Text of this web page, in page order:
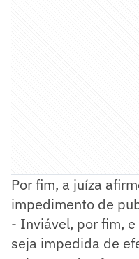
Por fim, a juíza
impedimento de
- Inviável, por fim,
seja impedida de